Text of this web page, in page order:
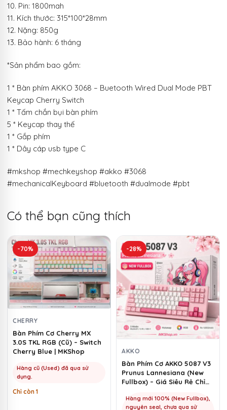
10. Pin: 1800mah
11. Kích thước: 315*100*28mm
12. Nặng: 850g
13. Bảo hành: 6 tháng
*Sản phẩm bao gồm:
1 * Bàn phím AKKO 3068 – Buetooth Wired Dual Mode PBT
Keycap Cherry Switch
1 * Tấm chắn bụi bàn phím
5 * Keycap thay thế
1 * Gắp phím
1 * Dây cáp usb type C
#mkshop #mechkeyshop #akko #3068
#mechanicalKeyboard #bluetooth #dualmode #pbt
Có thể bạn cũng thích
-70%
CHERRY
Bàn Phím Cơ Cherry MX
3.0S TKL RGB (Cũ) – Switch
Cherry Blue | MKShop
Hàng cũ (Used) đã qua sử
dụng.
Chỉ còn 1
-28%
AKKO
Bàn Phím Cơ AKKO 5087 V3
Prunus Lannesiana (New
Fullbox) – Giá Siêu Rẻ Chỉ
Hàng mới 100% (New Fullbox),
nguyên seal, chưa qua sử